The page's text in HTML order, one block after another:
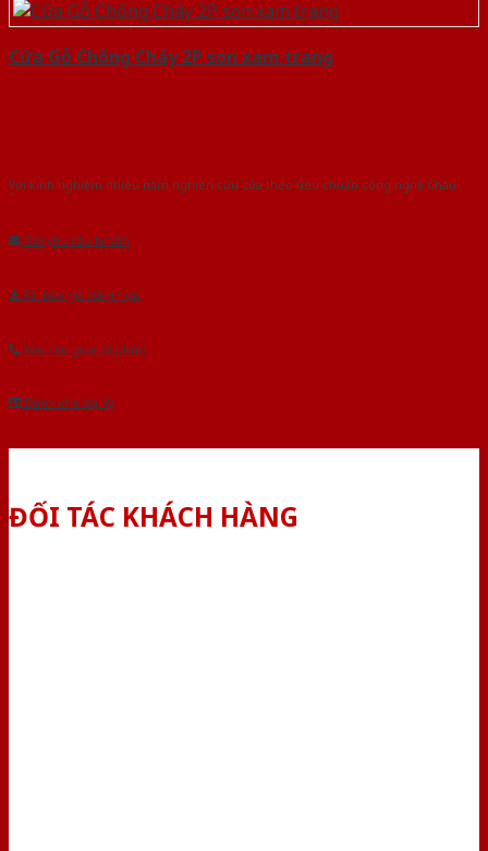
Cửa Gỗ Chống Cháy 2P son xam trang
Với kinh nghiệm nhiêu năm nghiên cứu cửa theo tiêu chuẩn công nghệ Châu
Gửi yêu cầu tư vấn
Tải báo giá tổng hợp
Yêu cầu gọi lại (3 phút)
Dành cho đại lý
ĐỐI TÁC KHÁCH HÀNG